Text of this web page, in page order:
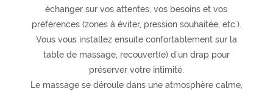
échanger sur vos attentes, vos besoins et vos
préférences (zones à éviter, pression souhaitée, etc.).
Vous vous installez ensuite confortablement sur la
table de massage, recouvert(e) d’un drap pour
préserver votre intimité.
Le massage se déroule dans une atmosphère calme,